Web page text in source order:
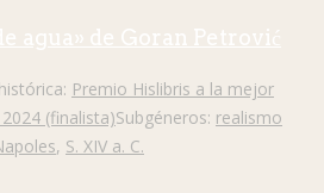
agua» de Goran Petrović
Premio Hislibris a la mejor
(finalista)Subgéneros: realismo
, S. XIV a. C.